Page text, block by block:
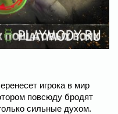
игрока в мир
повсюду бродят
сильные духом.